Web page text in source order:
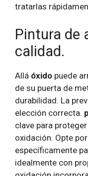
tratarlas
Pintura de
calidad.
Allá óxido puede
de su puerta de
durabilidad. La
elección correcta.
clave para
oxidación. Opte
específicamente
idealmente con